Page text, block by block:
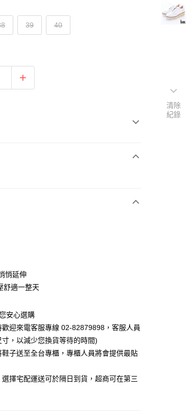
39 40
含以上)免運費
悄延伸
舒適一整天
安心選購
迎來電客服專線 02-82879898，客服人員
，以減少您換貨等待的時間)
子送至全台專櫃，專櫃人員將會提供最貼
擇宅配運送可於隔日到貨，超商可在第三
清除
紀錄